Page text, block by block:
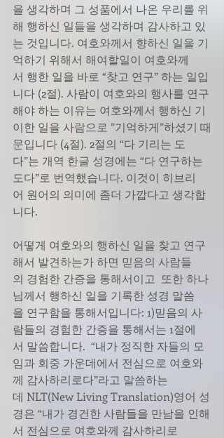
을 생각하며 그 성품에서 나온 우리를 위
해 행하신 일들을 생각하며 감사하고 있
는 것입니다. 여호와께서 향하신 일을 기
억하기 위해서 해여할일이 여호와께
서 행한 일을 바로 “찾고 연구” 하는 일입
니다 (2절). 사람이 여호와의 행사를 연구
해야 하는 이유는 여호와께서 행하신 기
이한 일을 사람으로 ”기억하게”하셨기 때
문입니다 (4절). 2절의 “다 기리는 도
다”는 개역 한글 성경에는 “다 연구하는
도다”로 번역했습니다. 이것이 히브리
어 원어의 의미에 좀더 가깝다고 생각합
니다.
어떻게 여호와의 행하신 일을 찾고 연구
해서 발견하는가 하면 믿음의 사람들
의 경험한 간증을 통해서이고  또한 하나
님께서 행하신 일을 기록한 성경 말씀
을 연구함을 통해서입니다: 1)믿음의 사
람들의 경험한 간증을 통해서는 1절에
서 말씀합니다.  “내가 정직한 자들의 모
임과 회중 가운데에서 전심으로 여호와
께 감사하리로다”라고 말씀하는
데 NLT(New Living Translation)영어 성
경은 “내가 경건한 사람들을 만남을 인해
서 전심으로 여호와께 감사하리로